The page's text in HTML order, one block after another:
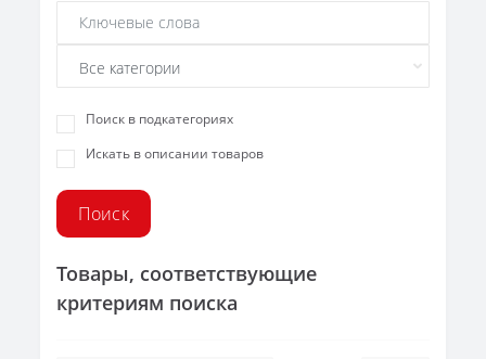
Поиск в подкатегориях
Искать в описании товаров
Товары, соответствующие
критериям поиска